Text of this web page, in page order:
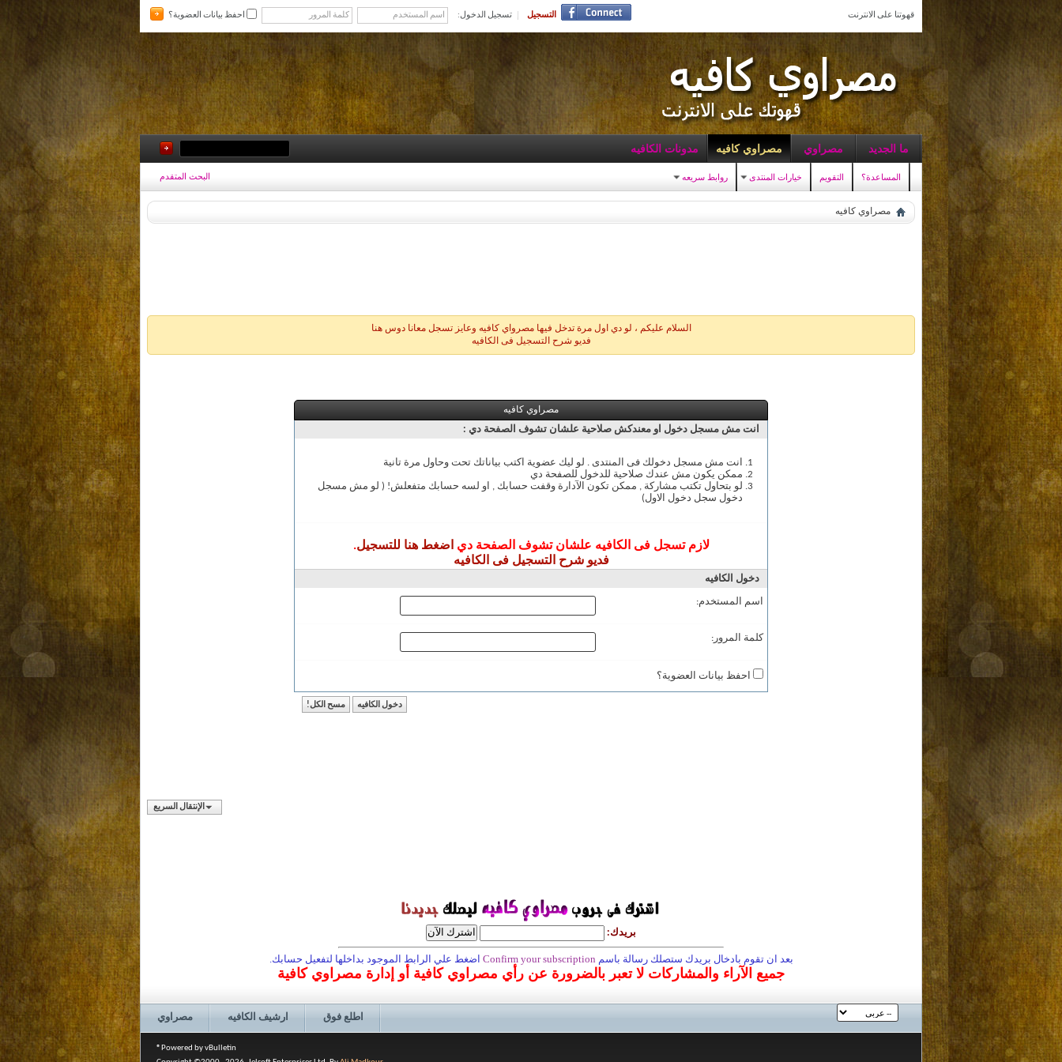
قهوتنا على الانترنت التسجيل تسجيل الدخول: احفظ بيانات العضوية؟
ما الجديد مصراوي مصراوي كافيه
المساعدة؟ التقويم خيارات المنتدى روابط سريعه
مدونات الكافيه
البحث المتقدم
مصراوي كافيه
السلام عليكم ، لو دي اول مرة تدخل فيها مصرواي كافيه وعايز تسجل معانا دوس هنا
فديو شرح التسجيل فى الكافيه
مصراوي كافيه
انت مش مسجل دخول او معندكش صلاحية علشان تشوف الصفحة دي :
انت مش مسجل دخولك فى المنتدى . لو ليك عضوية اكتب بياناتك تحت وحاول مرة تانية
ممكن يكون مش عندك صلاحية للدخول للصفحة دي
لو بتحاول تكتب مشاركة , ممكن تكون الآدارة وقفت حسابك , او لسه حسابك متفعلش! ( لو مش مسجل
دخول سجل دخول الاول)
لازم تسجل فى الكافيه علشان تشوف الصفحة دي اضغط هنا للتسجيل.
فديو شرح التسجيل فى الكافيه
دخول الكافيه
اسم المستخدم:
كلمة المرور:
احفظ بيانات العضوية؟
الإنتقال السريع
بريدك:
بعد ان تقوم بادخال بريدك ستصلك رسالة باسم Confirm your subscription اضغط علي الرابط الموجود بداخلها لتفعيل حسابك.
جميع الآراء والمشاركات لا تعبر بالضرورة عن رأي مصراوي كافية أو إدارة مصراوي كافية
مصراوي ارشيف الكافيه اطلع فوق
Powered by vBulletin®